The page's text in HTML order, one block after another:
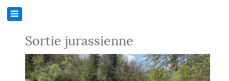
Sortie jurassienne